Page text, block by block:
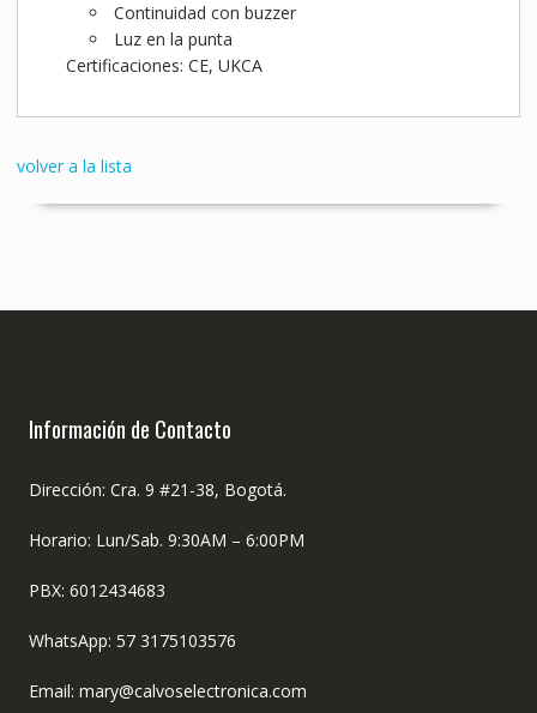
Continuidad con buzzer
Luz en la punta
Certificaciones: CE, UKCA
volver a la lista
Información de Contacto
Dirección: Cra. 9 #21-38, Bogotá.
Horario: Lun/Sab. 9:30AM – 6:00PM
PBX: 6012434683
WhatsApp: 57 3175103576
Email: mary@calvoselectronica.com